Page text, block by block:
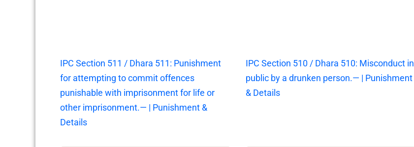
IPC Section 511 / Dhara 511: Punishment
for attempting to commit offences
punishable with imprisonment for life or
other imprisonment.— | Punishment &
Details
IPC Section 510 / Dhara 510: Misconduct in
public by a drunken person.— | Punishment
& Details